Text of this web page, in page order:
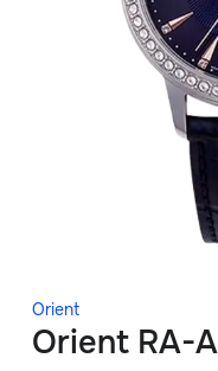
Orient
Orient RA-